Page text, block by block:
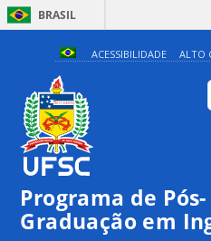
BRASIL
ACESSIBILIDADE ALTO
Programa de Pós-
Graduação em